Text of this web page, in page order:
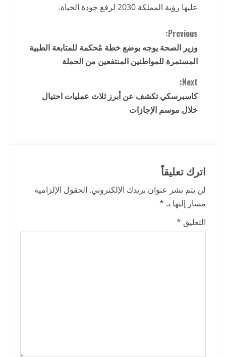
عليها رؤية المملكة 2030 لرفع جودة الحياة.
C
o
n
t
u
e
R
e
Previous:
وزير الصحة يوجه بوضع خطة مُحكمة للمتابعة الطبية
المستمرة للمواطنين المنتفعين من الحملة
Next:
كاسبرسكي تكشف عن أبرز ثلاث عمليات احتيال
خلال موسم الإجازات
اترك تعليقاً
لن يتم نشر عنوان بريدك الإلكتروني. الحقول الإلزامية
مشار إليها بـ*
التعليق *